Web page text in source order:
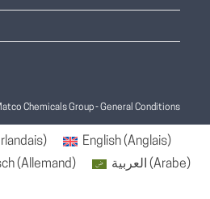
Chemicals Group -General Conditions
) English(Anglais)
(Allemand) العربية (Arabe)